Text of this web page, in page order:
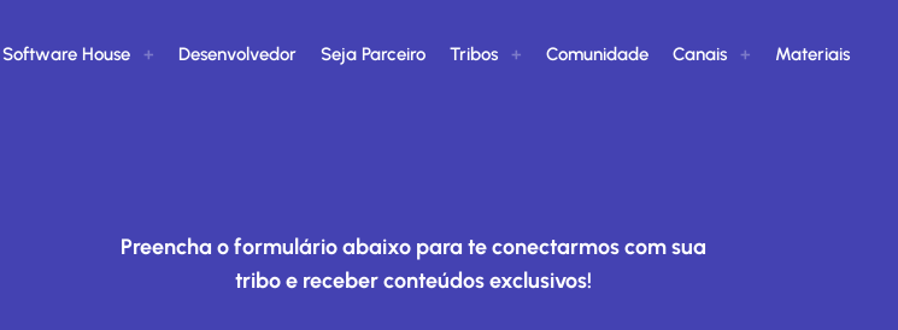
Software House Desenvolvedor Seja Parceiro Tribos Comunidade Canais Materiais
Preencha o formulário abaixo para te conectarmos com sua
tribo e receber conteúdos exclusivos!